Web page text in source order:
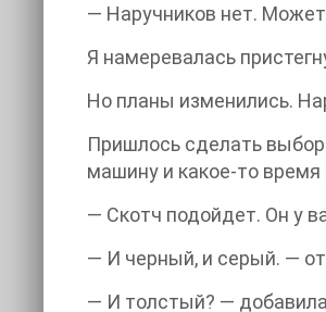
— Наручников нет.
Я намеревалась
Но планы изменились.
Пришлось сделать
машину и какое-то время
— Скотч подойдет. Он у
— И черный, и серый. —
— И толстый? —